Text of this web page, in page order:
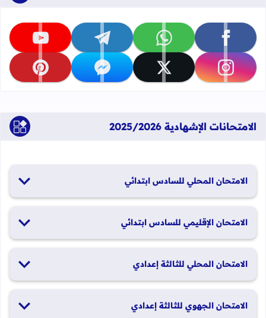
تابعنا على facebook تابعنا على whatsapp تابعنا على telegram تابعنا على youtube
تابعنا على instagram تابعنا على x تابعنا على messenger تابعنا على pinterest
الامتحانات الإشهادية 2025/2026
الامتحان المحلي للسادس ابتدائي
الامتحان الإقليمي للسادس ابتدائي
الامتحان المحلي للثالثة إعدادي
الامتحان الجهوي للثالثة إعدادي